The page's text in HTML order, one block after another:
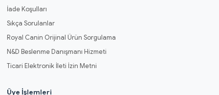
İade Koşulları
Sıkça Sorulanlar
Royal Canin Orijinal Ürün Sorgulama
N&D Beslenme Danışmanı Hizmeti
Ticari Elektronik İleti İzin Metni
Üye İşlemleri